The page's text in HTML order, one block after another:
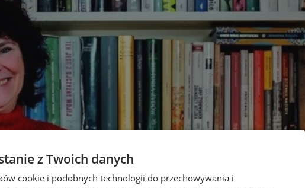
z Twoich danych
cookie i podobnych technologii do przechowywania i